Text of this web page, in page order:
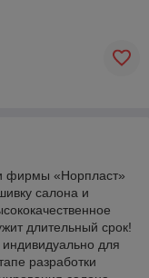
фирмы «Норпласт»
салона и
длительный срок!
для
разработки